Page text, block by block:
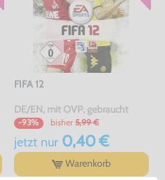
FIFA 12
DE/EN, mit OVP, gebraucht
-93% bisher 5,99 €
jetzt nur0,40 €
Warenkorb